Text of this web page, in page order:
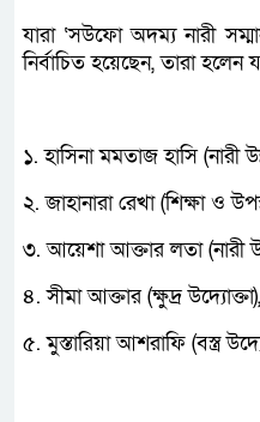
যারা ‘সউফো অদম্য নারী
নির্বাচিত হয়েছেন, তারা হলেন
১. হাসিনা মমতাজ হাসি (নারী
২. জাহানারা রেখা (শিক্ষা ও
৩. আয়েশা আক্তার লতা (নারী
৪. সীমা আক্তার (ক্ষুদ্র উদ্যোক্তা),
৫. মুস্তারিয়া আশরাফি (বস্ত্র